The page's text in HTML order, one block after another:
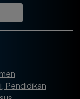
Pendidikan